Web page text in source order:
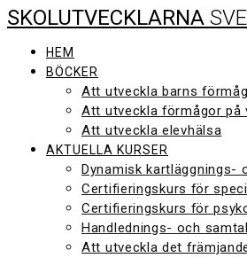
Hoppa
till
innehåll
SKOLUTVECKLARNA
HEM
BÖCKER
Att utveckla barns
Att utveckla förmågor på
Att utveckla elevhälsa
AKTUELLA KURSER
Dynamisk kartläggnings-
Certifieringskurs för
Certifieringskurs för
Handlednings- och
Att utveckla det